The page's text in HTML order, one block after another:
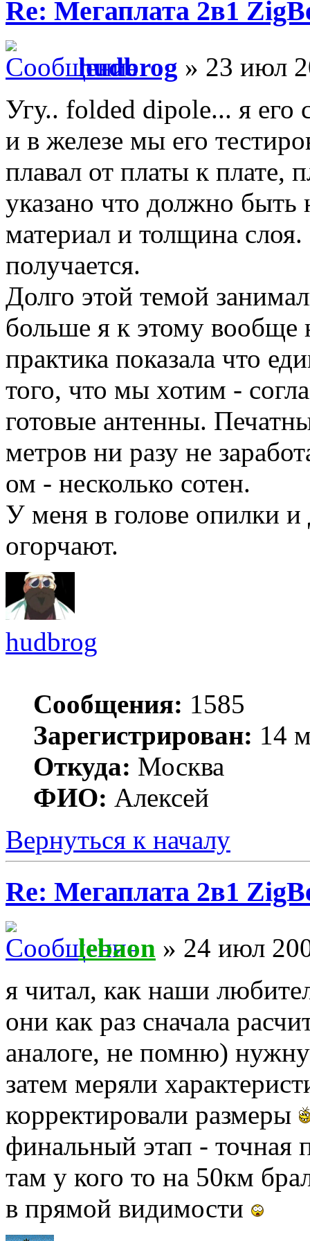
Re: Мегаплата 2в1
hudbrog » 23 июл
Угу.. folded dipole... я его
и в железе мы его
плавал от платы к плате,
указано что должно быть
материал и толщина
получается.
Долго этой темой
больше я к этому
практика показала что
того, что мы хотим -
готовые антенны.
метров ни разу не
ом - несколько сотен.
У меня в голове опилки
огорчают.
hudbrog
Сообщения: 1585
Зарегистрирован: 14
Откуда: Москва
ФИО: Алексей
Вернуться к началу
Re: Мегаплата 2в1
lebaon » 24 июл
я читал, как наши
они как раз сначала
аналоге, не помню)
затем меряли
корректировали размеры
финальный этап - точная
там у кого то на 50км
в прямой видимости